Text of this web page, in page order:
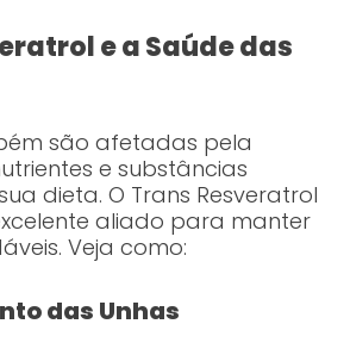
e a Saúde das
são afetadas pela
e substâncias
dieta. O Trans Resveratrol
aliado para manter
Veja como:
das Unhas